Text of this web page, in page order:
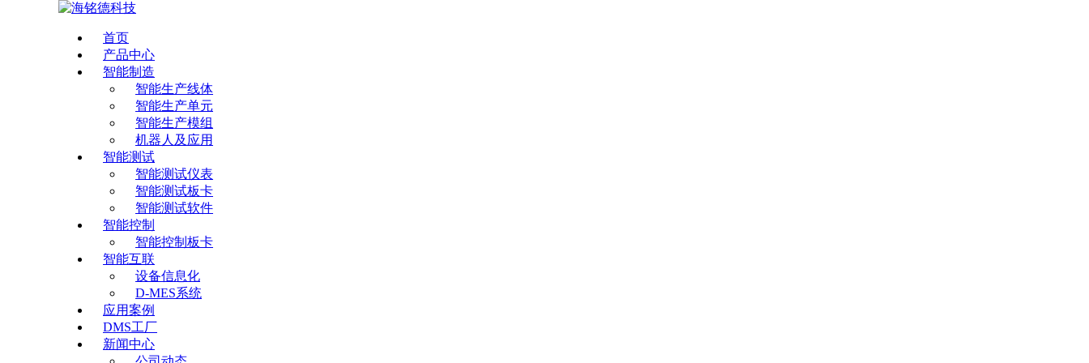
首页
产品中心
智能制造
智能生产线体
智能生产单元
智能生产模组
机器人及应用
智能测试
智能测试仪表
智能测试板卡
智能测试软件
智能控制
智能控制板卡
智能互联
设备信息化
D-MES系统
应用案例
DMS工厂
新闻中心